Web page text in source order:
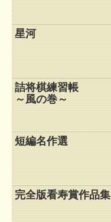
星河
詰将棋練習帳
～風の巻～
短編名作選
完全版看寿賞作品集